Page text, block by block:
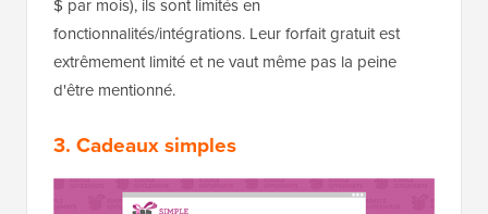
$ par mois), ils sont limités en
fonctionnalités/intégrations. Leur forfait gratuit est
extrêmement limité et ne vaut même pas la peine
d'être mentionné.
3. Cadeaux simples